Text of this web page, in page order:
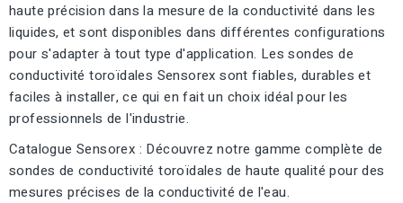
haute précision dans la mesure de la conductivité dans les
liquides, et sont disponibles dans différentes configurations
pour s'adapter à tout type d'application. Les sondes de
conductivité toroïdales Sensorex sont fiables, durables et
faciles à installer, ce qui en fait un choix idéal pour les
professionnels de l'industrie.
Catalogue Sensorex : Découvrez notre gamme complète de
sondes de conductivité toroïdales de haute qualité pour des
mesures précises de la conductivité de l'eau.